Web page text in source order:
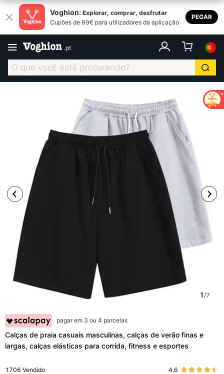
Voghion: Explorar, comprar, desfrutar
Cupões de 99€ para utilizadores da aplicação
PEGAR
.pt
1/7
pagar em 3 ou 4 parcelas
Calças de praia casuais masculinas, calças de verão finas e
largas, calças elásticas para corrida, fitness e esportes
1706 Vendido 4.6